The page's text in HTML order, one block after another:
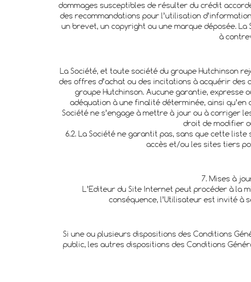
dommages susceptibles de résulter du crédit
des recommandations pour l’utilisation
un brevet, un copyright ou une marque déposée.
à
La Société, et toute société du groupe Hutchinson
des offres d’achat ou des incitations à acquérir
groupe Hutchinson. Aucune garantie, expresse
adéquation à une finalité déterminée, ainsi
Société ne s’engage à mettre à jour ou à corriger
droit de modifier
6.2. La Société ne garantit pas, sans que cette
accès et/ou les sites tiers
7. Mises à
L’Editeur du Site Internet peut procéder à la
conséquence, l’Utilisateur est invité à
Si une ou plusieurs dispositions des Conditions
public, les autres dispositions des Conditions